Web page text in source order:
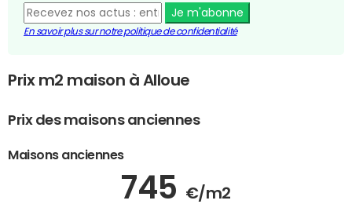
Je m'abonne
En savoir plus sur notre politique de confidentialité
Prix m2 maison à Alloue
Prix des maisons anciennes
Maisons anciennes
745 €/m2